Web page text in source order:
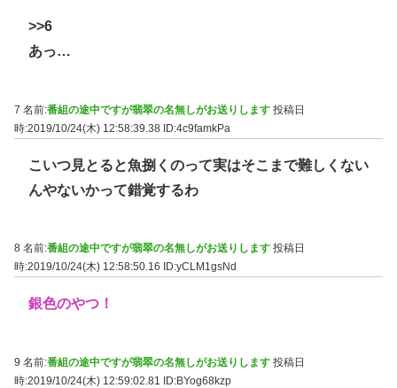
>>6
あっ…
7 名前:番組の途中ですが翡翠の名無しがお送りします 投稿日
時:2019/10/24(木) 12:58:39.38 ID:4c9famkPa
こいつ見とると魚捌くのって実はそこまで難しくない
んやないかって錯覚するわ
8 名前:番組の途中ですが翡翠の名無しがお送りします 投稿日
時:2019/10/24(木) 12:58:50.16
ID:yCLM1gsNd
銀色のやつ！
9 名前:番組の途中ですが翡翠の名無しがお送りします 投稿日
時:2019/10/24(木) 12:59:02.81
ID:BYog68kzp